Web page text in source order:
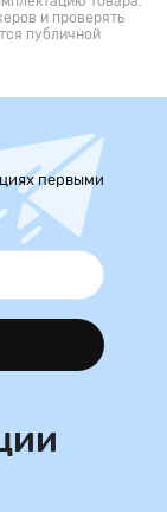
и проверять
публичной
первыми